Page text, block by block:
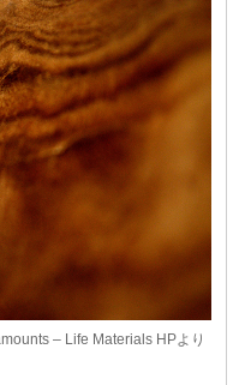
– Life Materials HPより